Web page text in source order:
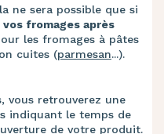
ne sera possible que si
fromages après
les fromages à pâtes
cuites (parmesan...).
vous retrouverez une
indiquant le temps de
de votre produit.